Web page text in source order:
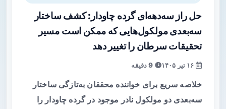
حل راز سه‌دهه‌ای گرده چاودار: کشف ساختار
سه‌بعدی مولکول‌هایی که ممکن است مسیر
تحقیقات سرطان را تغییر دهد
خلاصه سریع برای خواننده محققان به‌تازگی ساختار
سه‌بعدی دو مولکول نادر موجود در گرده چاودار را